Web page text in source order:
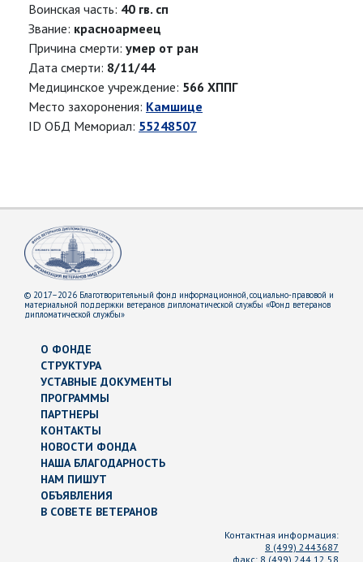
Воинская часть: 40 гв. сп
Звание: красноармеец
Причина смерти: умер от ран
Дата смерти: 8/11/44
Медицинское учреждение: 566 ХППГ
Место захоронения: Камшице
ID ОБД Мемориал: 55248507
© 2017–2026 Благотворительный фонд информационной, социально-правовой и
материальной поддержки ветеранов дипломатической службы «Фонд ветеранов
дипломатической службы»
О ФОНДЕ
СТРУКТУРА
УСТАВНЫЕ ДОКУМЕНТЫ
ПРОГРАММЫ
ПАРТНЕРЫ
КОНТАКТЫ
НОВОСТИ ФОНДА
НАША БЛАГОДАРНОСТЬ
НАМ ПИШУТ
ОБЪЯВЛЕНИЯ
В СОВЕТЕ ВЕТЕРАНОВ
Контактная информация:
8 (499) 2443687
факс: 8 (499) 244 12 58